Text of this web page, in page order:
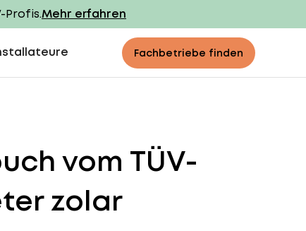
Profis.Mehr erfahren
Fachbetriebe finden
vom TÜV-
zolar